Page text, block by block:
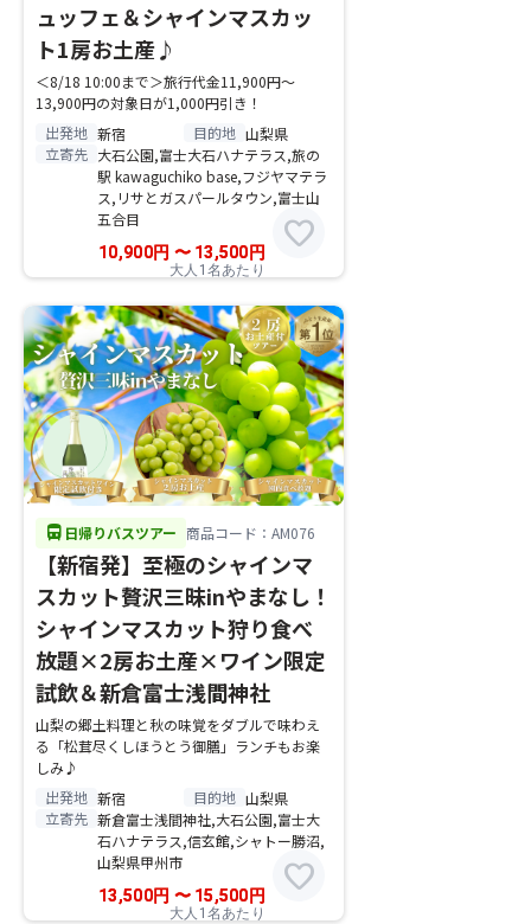
ュッフェ＆シャインマスカッ
ト1房お土産♪
＜8/18 10:00まで＞旅行代金11,900円～
13,900円の対象日が1,000円引き！
出発地 新宿 目的地 山梨県
立寄先 大石公園,富士大石ハナテラス,旅の
駅 kawaguchiko base,フジヤマテラ
ス,リサとガスパールタウン,富士山
五合目
10,900円 〜13,500円
大人1名あたり
favorite
directions_bus 日帰りバスツアー 商品コード：AM076
【新宿発】至極のシャインマ
スカット贅沢三昧inやまなし！
シャインマスカット狩り食べ
放題×2房お土産×ワイン限定
試飲＆新倉富士浅間神社
山梨の郷土料理と秋の味覚をダブルで味わえ
る「松茸尽くしほうとう御膳」ランチもお楽
しみ♪
出発地 新宿 目的地 山梨県
立寄先 新倉富士浅間神社,大石公園,富士大
石ハナテラス,信玄館,シャトー勝沼,
山梨県甲州市
13,500円 〜15,500 円
大人1名あたり
favorite